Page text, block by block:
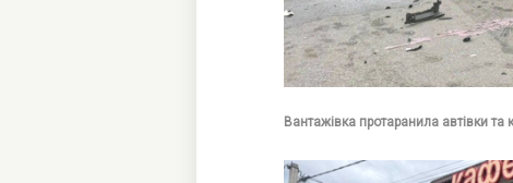
Вантажівка протаранила автівки та